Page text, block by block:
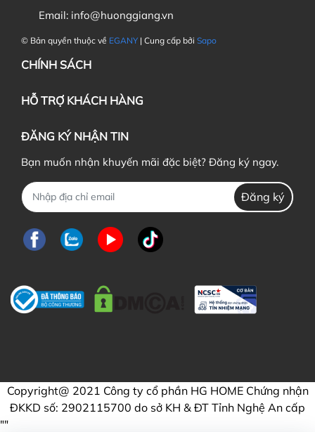
Email: info@huonggiang.vn
© Bản quyền thuộc về EGANY | Cung cấp bởi Sapo
CHÍNH SÁCH
HỖ TRỢ KHÁCH HÀNG
ĐĂNG KÝ NHẬN TIN
Bạn muốn nhận khuyến mãi đặc biệt? Đăng ký ngay.
Đăng ký
Copyright@ 2021 Công ty cổ phần HG HOME Chứng nhận
ĐKKD số: 2902115700 do sở KH & ĐT Tỉnh Nghệ An cấp
""